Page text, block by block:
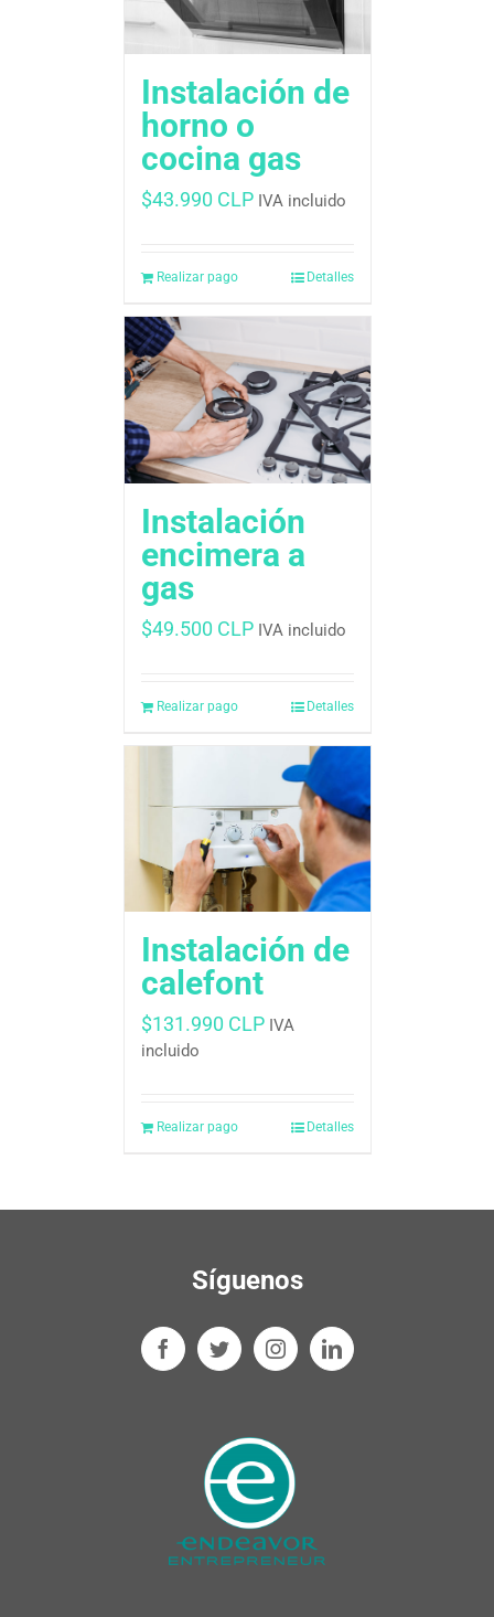
Instalación de
horno o
cocina gas
$43.990 CLP IVA incluido
Realizar pago Detalles
Instalación
encimera a
gas
$49.500 CLP IVA incluido
Realizar pago Detalles
Instalación de
calefont
$131.990 CLP IVA
incluido
Realizar pago Detalles
Síguenos